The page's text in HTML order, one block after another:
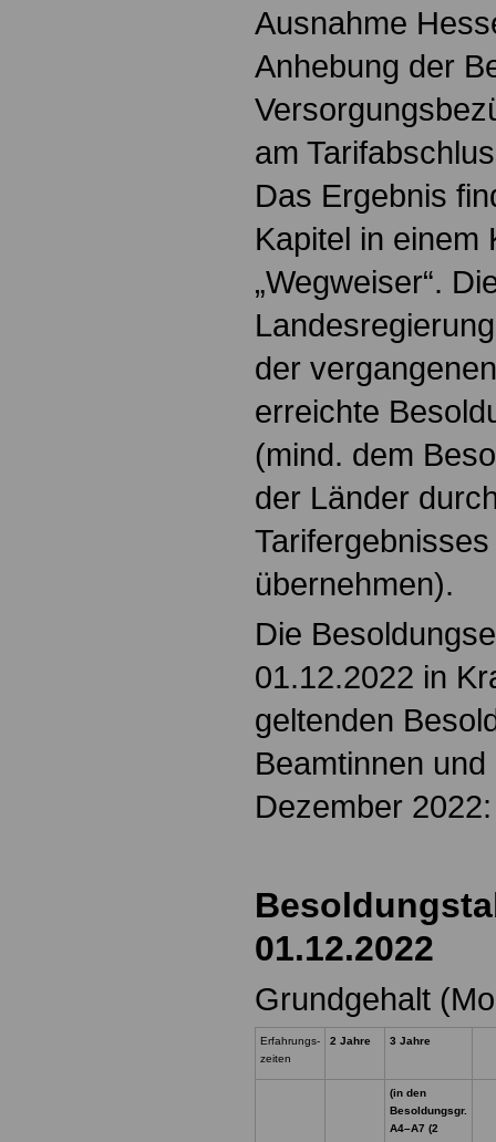
Ausnahme
Anhebung der
am
Das Ergebnis
Kapitel in einem
„Wegweiser“.
der
erreichte
(mind. dem
der Länder
übernehmen).
Die
01.12.2022 in
geltenden
Beamtinnen
Dezember 2022:
01.12.2022
Grundgehalt
Erfahrungs-
zeiten
2 Jahre 3 Jahre
(in den
Besoldungsgr.
A4–A7 (2